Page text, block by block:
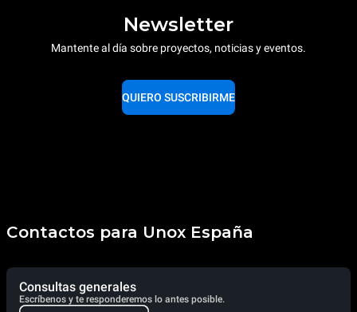
Newsletter
Mantente al día sobre proyectos, noticias y eventos.
QUIERO SUSCRIBIRME
Contactos para Unox España
Consultas generales
Escríbenos y te responderemos lo antes posible.